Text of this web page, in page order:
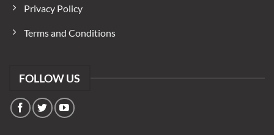
Privacy Policy
Terms and Conditions
FOLLOW US